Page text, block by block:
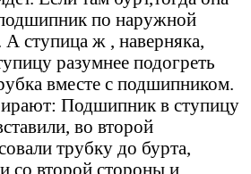
по наружной
ступица ж , наверняка,
разумнее подогреть
вместе с подшипником.
Подшипник в ступицу
во второй
трубку до бурта,
со второй стороны и